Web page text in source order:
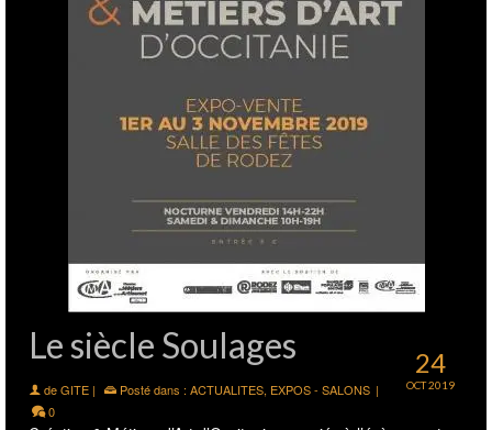
24
OCT 2019
Le siècle Soulages
deGITE | Posté dans : ACTUALITES, EXPOS - SALONS |
0